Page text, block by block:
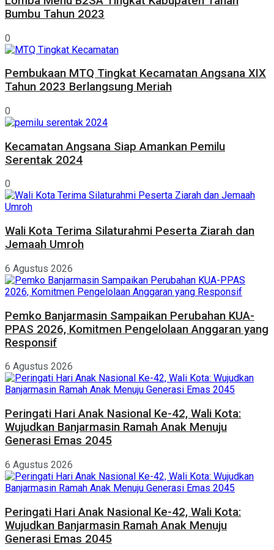
Bumbu Tahun 2023
0
Pembukaan MTQ Tingkat Kecamatan Angsana XIX
Tahun 2023 Berlangsung Meriah
0
Kecamatan Angsana Siap Amankan Pemilu
Serentak 2024
0
Wali Kota Terima Silaturahmi Peserta Ziarah dan
Jemaah Umroh
6 Agustus 2026
Pemko Banjarmasin Sampaikan Perubahan KUA-
PPAS 2026, Komitmen Pengelolaan Anggaran yang
Responsif
6 Agustus 2026
Peringati Hari Anak Nasional Ke-42, Wali Kota:
Wujudkan Banjarmasin Ramah Anak Menuju
Generasi Emas 2045
6 Agustus 2026
Peringati Hari Anak Nasional Ke-42, Wali Kota:
Wujudkan Banjarmasin Ramah Anak Menuju
Generasi Emas 2045